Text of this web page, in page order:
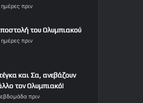
πριν
του Ολυμπιακού
πριν
και Σα, ανεβάζουν
τον Ολυμπιακό!
πριν